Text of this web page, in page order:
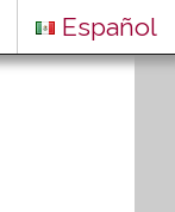
Español